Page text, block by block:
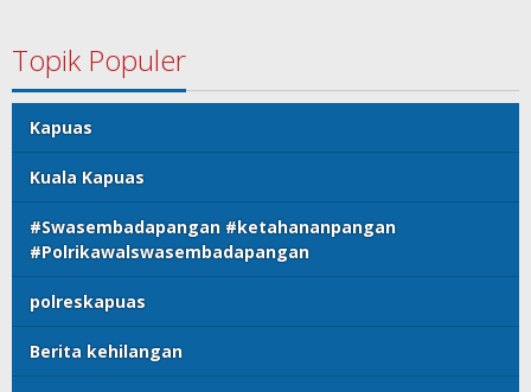
Topik Populer
Kapuas
Kuala Kapuas
#Swasembadapangan #ketahananpangan
#Polrikawalswasembadapangan
polreskapuas
Berita kehilangan